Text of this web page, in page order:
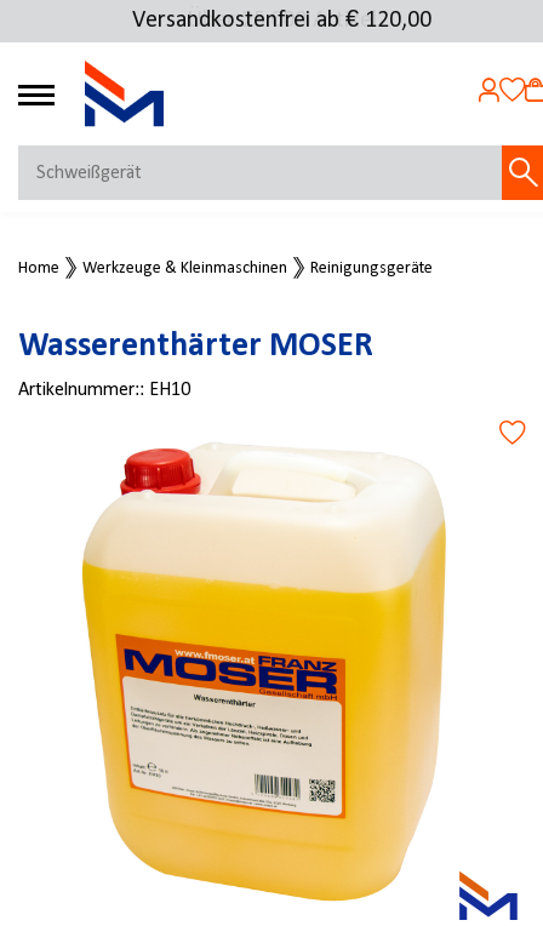
Über 25.000 Artikel
Versandkostenfrei ab € 120,00
4.69
MEIN KONTO
Jetzt anmelden
NEU BEI FMOSER?
Jetzt registrieren
Home Werkzeuge & Kleinmaschinen Reinigungsgeräte
Wasserenthärter MOSER
Artikelnummer:: EH10